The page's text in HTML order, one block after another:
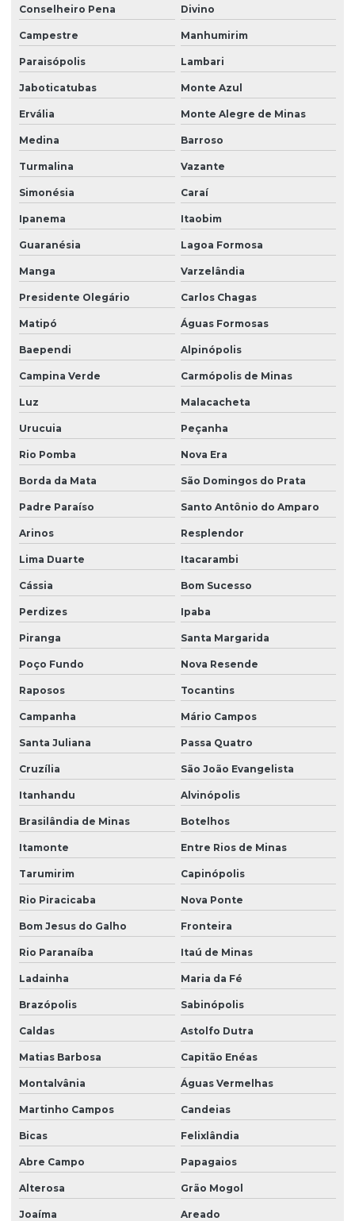
Conselheiro Pena Divino
Campestre Manhumirim
Paraisópolis Lambari
Jaboticatubas Monte Azul
Ervália Monte Alegre de Minas
Medina Barroso
Turmalina Vazante
Simonésia Caraí
Ipanema Itaobim
Guaranésia Lagoa Formosa
Manga Varzelândia
Presidente Olegário Carlos Chagas
Matipó Águas Formosas
Baependi Alpinópolis
Campina Verde Carmópolis de Minas
Luz Malacacheta
Urucuia Peçanha
Rio Pomba Nova Era
Borda da Mata São Domingos do Prata
Padre Paraíso Santo Antônio do Amparo
Arinos Resplendor
Lima Duarte Itacarambi
Cássia Bom Sucesso
Perdizes Ipaba
Piranga Santa Margarida
Poço Fundo Nova Resende
Raposos Tocantins
Campanha Mário Campos
Santa Juliana Passa Quatro
Cruzília São João Evangelista
Itanhandu Alvinópolis
Brasilândia de Minas Botelhos
Itamonte Entre Rios de Minas
Tarumirim Capinópolis
Rio Piracicaba Nova Ponte
Bom Jesus do Galho Fronteira
Rio Paranaíba Itaú de Minas
Ladainha Maria da Fé
Brazópolis Sabinópolis
Caldas Astolfo Dutra
Matias Barbosa Capitão Enéas
Montalvânia Águas Vermelhas
Martinho Campos Candeias
Bicas Felixlândia
Abre Campo Papagaios
Alterosa Grão Mogol
Joaíma Areado